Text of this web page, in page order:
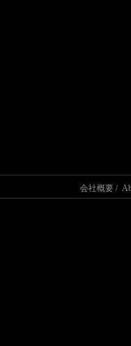
会社概要 /